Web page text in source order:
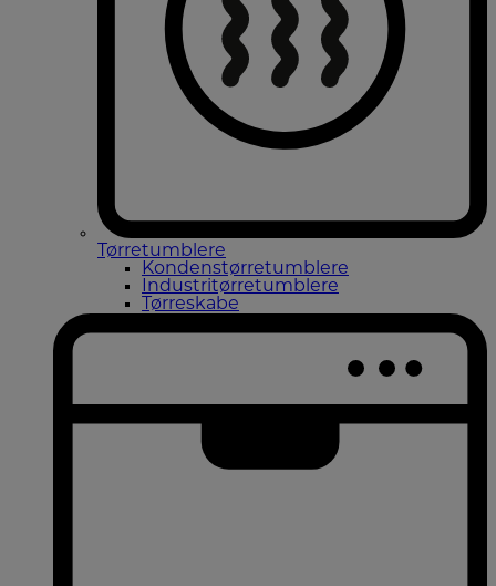
Tørretumblere
Kondenstørretumblere
Industritørretumblere
Tørreskabe